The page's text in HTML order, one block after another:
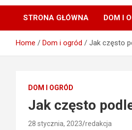
STRONA GŁÓWNA DOM I
Home Dom i ogród Jak często
DOM I OGRÓD
Jak często
28 stycznia, 2023 redakcja